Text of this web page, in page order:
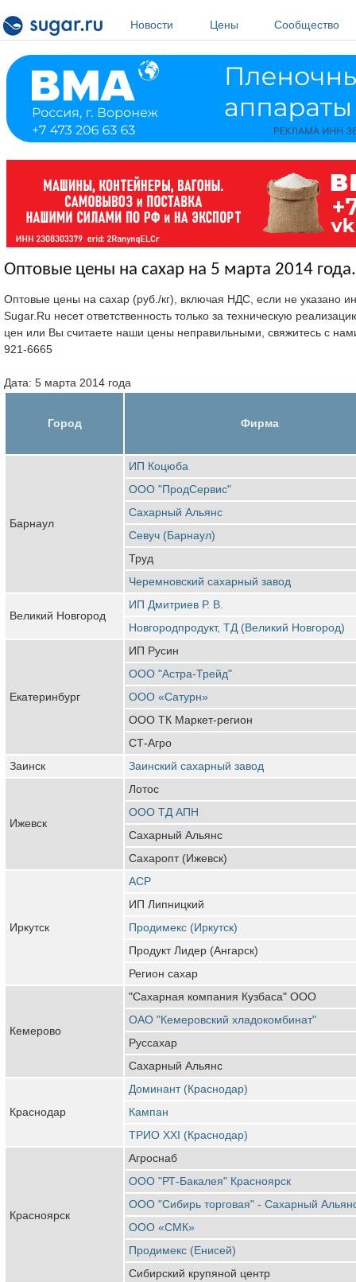
Новости
Цены Сообщество
Оптовые цены на сахар на 5 марта 2014 года.
Оптовые цены на сахар (руб./кг), включая НДС, если не указано
Sugar.Ru несет ответственность только за техническую
цен или Вы считаете наши цены неправильными, свяжитесь с
921-6665
Дата: 5 марта 2014 года
Город Фирма
Барнаул
ИП Коцюба
ООО "ПродСервис"
Сахарный Альянс
Севуч (Барнаул)
Труд
Черемновский сахарный завод
Великий Новгород
ИП Дмитриев Р. В.
Новгородпродукт, ТД (Великий Новгород)
Екатеринбург
ИП Русин
ООО "Астра-Трейд"
ООО «Сатурн»
ООО ТК Маркет-регион
СТ-Агро
Заинск
Заинский сахарный завод
Ижевск
Лотос
ООО ТД АПН
Сахарный Альянс
Сахаропт (Ижевск)
Иркутск
АСР
ИП Липницкий
Продимекс (Иркутск)
Продукт Лидер (Ангарск)
Регион сахар
Кемерово
"Сахарная компания Кузбаса" ООО
ОАО "Кемеровский хладокомбинат"
Руссахар
Сахарный Альянс
Краснодар
Доминант (Краснодар)
Кампан
ТРИО XXI (Краснодар)
Красноярск
Агроснаб
ООО "РТ-Бакалея" Красноярск
ООО "Сибирь торговая" - Сахарный
ООО «СМК»
Продимекс (Енисей)
Сибирский крупяной центр